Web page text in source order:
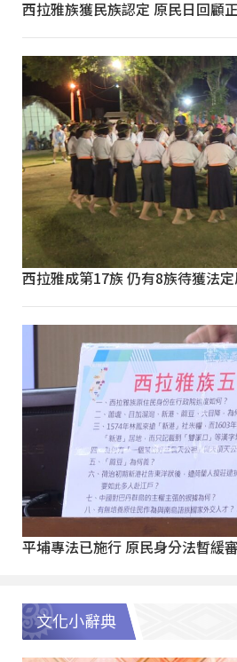
西拉雅族獲民族認定 原民日回顧
西拉雅成第17族 仍有8族待獲法
平埔專法已施行 原民身分法暫緩
文化小辭典